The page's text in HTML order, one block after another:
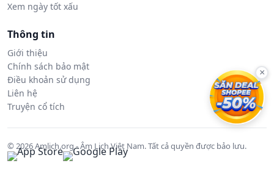
Xem ngày tốt xấu
Thông tin
Giới thiệu
Chính sách bảo mật
Điều khoản sử dụng
Liên hệ
Truyện cổ tích
© 2026 Amlich.org - Âm Lịch Việt Nam. Tất cả quyền được bảo lưu.
×